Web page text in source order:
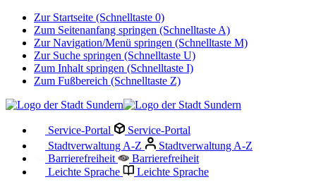
Zur Startseite (Schnelltaste 0)
Zum Seitenanfang springen (Schnelltaste A)
Zur Navigation/Menü springen (Schnelltaste M)
Zur Suche springen (Schnelltaste U)
Zum Inhalt springen (Schnelltaste I)
Zum Fußbereich (Schnelltaste Z)
Service-Portal
Service-Portal
Stadtverwaltung A-Z
Stadtverwaltung A-Z
Barrierefreiheit
Barrierefreiheit
Leichte Sprache
Leichte Sprache